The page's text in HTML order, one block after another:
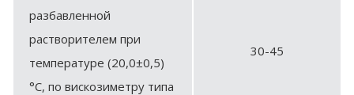
разбавленной
растворителем при
температуре (20,0±0,5)
°С, по вискозиметру типа
30-45